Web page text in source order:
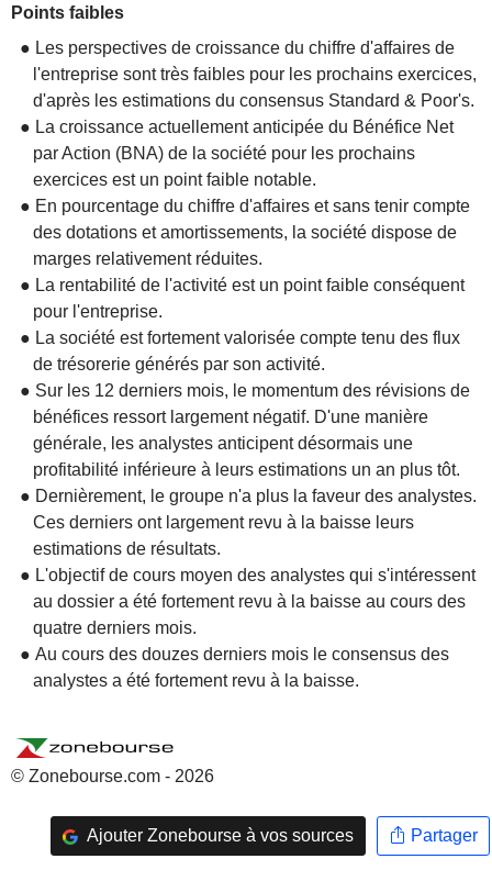
Points faibles
● Les perspectives de croissance du chiffre d'affaires de
l'entreprise sont très faibles pour les prochains exercices,
d'après les estimations du consensus Standard & Poor's.
● La croissance actuellement anticipée du Bénéfice Net
par Action (BNA) de la société pour les prochains
exercices est un point faible notable.
● En pourcentage du chiffre d'affaires et sans tenir compte
des dotations et amortissements, la société dispose de
marges relativement réduites.
● La rentabilité de l'activité est un point faible conséquent
pour l'entreprise.
● La société est fortement valorisée compte tenu des flux
de trésorerie générés par son activité.
● Sur les 12 derniers mois, le momentum des révisions de
bénéfices ressort largement négatif. D'une manière
générale, les analystes anticipent désormais une
profitabilité inférieure à leurs estimations un an plus tôt.
● Dernièrement, le groupe n'a plus la faveur des analystes.
Ces derniers ont largement revu à la baisse leurs
estimations de résultats.
● L'objectif de cours moyen des analystes qui s'intéressent
au dossier a été fortement revu à la baisse au cours des
quatre derniers mois.
● Au cours des douzes derniers mois le consensus des
analystes a été fortement revu à la baisse.
© Zonebourse.com - 2026
Ajouter Zonebourse à vos sources Partager